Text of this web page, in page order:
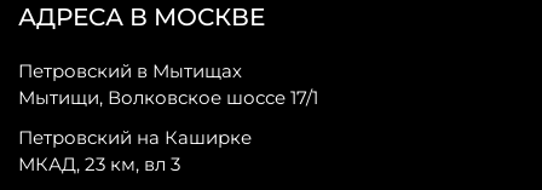
АДРЕСА В МОСКВЕ
Петровский в Мытищах
Мытищи, Волковское шоссе 17/1
Петровский на Каширке
МКАД, 23 км, вл 3